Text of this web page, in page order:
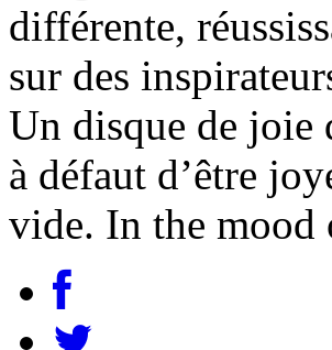
différente,
sur des
Un disque de joie
à défaut d’être
vide. In the mood